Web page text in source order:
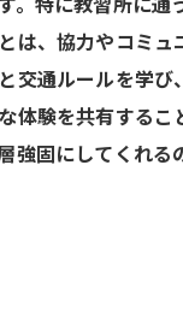
特に教習所に
、協力やコミ
通ルールを学
験を共有する
固にしてくれ